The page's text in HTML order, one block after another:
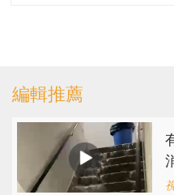
編輯推薦